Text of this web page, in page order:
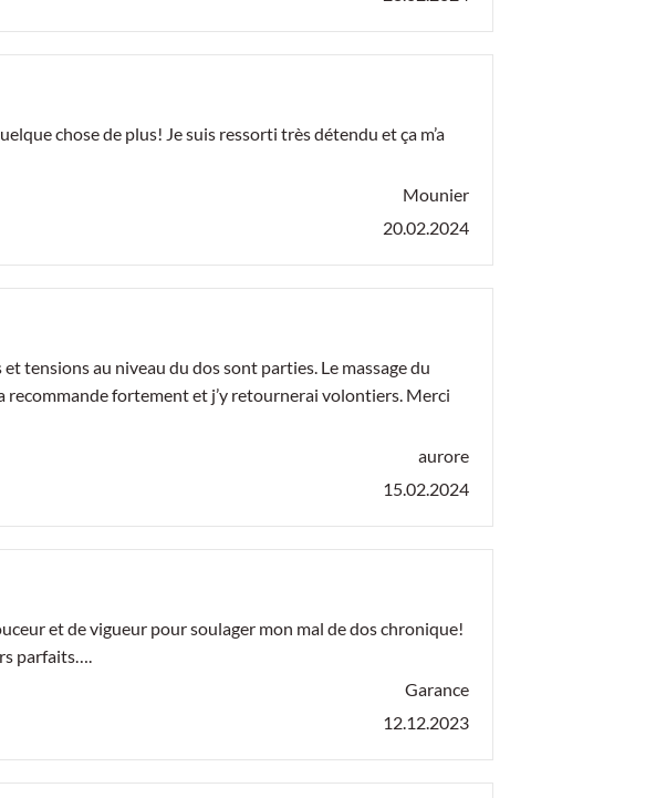
chose de plus! Je suis ressorti très détendu et ça m’a
Mounier
20.02.2024
tensions au niveau du dos sont parties. Le massage du
recommande fortement et j’y retournerai volontiers. Merci
aurore
15.02.2024
et de vigueur pour soulager mon mal de dos chronique!
parfaits….
Garance
12.12.2023